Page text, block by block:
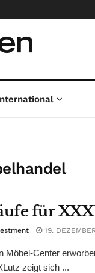
für
19.
Möbel-Center
zeigt sich ...